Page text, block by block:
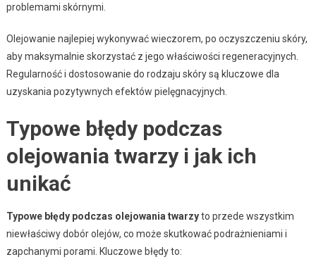
problemami skórnymi.
Olejowanie najlepiej wykonywać wieczorem, po oczyszczeniu skóry,
aby maksymalnie skorzystać z jego właściwości regeneracyjnych.
Regularność i dostosowanie do rodzaju skóry są kluczowe dla
uzyskania pozytywnych efektów pielęgnacyjnych.
Typowe błędy podczas
olejowania twarzy i jak ich
unikać
Typowe błędy podczas olejowania twarzyto przede wszystkim
niewłaściwy dobór olejów, co może skutkować podrażnieniami i
zapchanymi porami. Kluczowe błędy to: